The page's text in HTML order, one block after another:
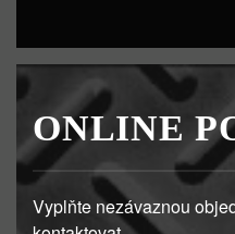
ONLINE
Vyplňte nezávaznou